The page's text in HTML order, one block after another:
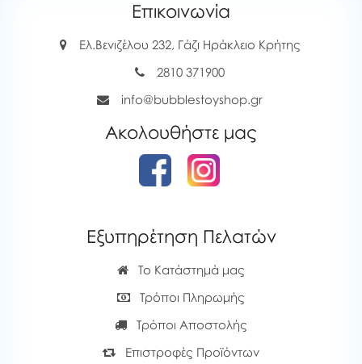
Επικοινωνία
Ελ.Βενιζέλου 232, Γάζι Ηράκλειο Κρήτης
2810 371900
info@bubblestoyshop.gr
Ακολουθήστε μας
Εξυπηρέτηση Πελατών
Το Κατάστημά μας
Τρόποι Πληρωμής
Τρόποι Αποστολής
Επιστροφές Προϊόντων